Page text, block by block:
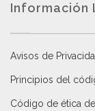
Información
Avisos de
Principios del
Código de ética